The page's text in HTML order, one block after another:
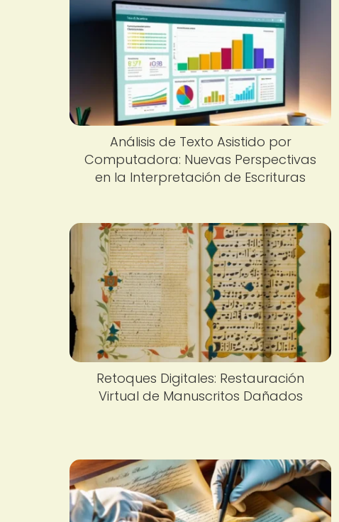
Análisis de Texto Asistido por
Computadora: Nuevas Perspectivas
en la Interpretación de Escrituras
Retoques Digitales: Restauración
Virtual de Manuscritos Dañados